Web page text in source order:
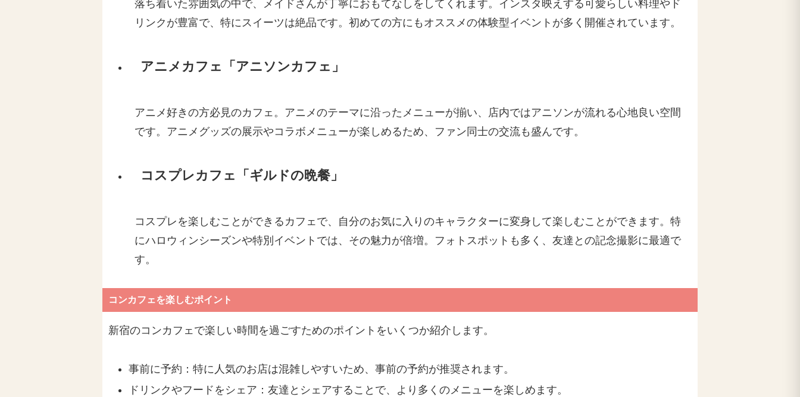
落ち着いた雰囲気の中で、メイドさんが丁寧におもてなしをしてくれます。インスタ映えする可愛らしい料理やド
リンクが豊富で、特にスイーツは絶品です。初めての方にもオススメの体験型イベントが多く開催されています。
アニメカフェ「アニソンカフェ」
アニメ好きの方必見のカフェ。アニメのテーマに沿ったメニューが揃い、店内ではアニソンが流れる心地良い空間
です。アニメグッズの展示やコラボメニューが楽しめるため、ファン同士の交流も盛んです。
コスプレカフェ「ギルドの晩餐」
コスプレを楽しむことができるカフェで、自分のお気に入りのキャラクターに変身して楽しむことができます。特
にハロウィンシーズンや特別イベントでは、その魅力が倍増。フォトスポットも多く、友達との記念撮影に最適で
す。
コンカフェを楽しむポイント
新宿のコンカフェで楽しい時間を過ごすためのポイントをいくつか紹介します。
事前に予約：特に人気のお店は混雑しやすいため、事前の予約が推奨されます。
ドリンクやフードをシェア：友達とシェアすることで、より多くのメニューを楽しめます。